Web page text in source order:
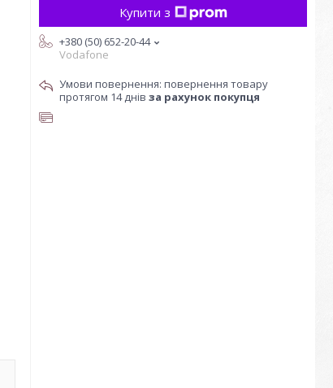
Купити з
+380 (50) 652-20-44
Vodafone
повернення товару
протягом 14 днів за рахунок покупця